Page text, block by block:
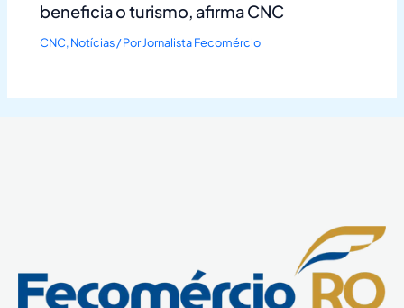
beneficia o turismo, afirma CNC
CNC,Notícias/ PorJornalista Fecomércio